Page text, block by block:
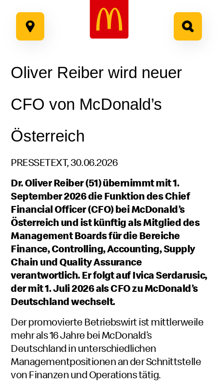
Inhalt
springen
Oliver Reiber wird neuer
CFO von McDonald’s
Österreich
PRESSETEXT, 30.06.2026
Dr. Oliver Reiber (51) übernimmt mit 1.
September 2026 die Funktion des Chief
Financial Officer (CFO) bei McDonald’s
Österreich und ist künftig als Mitglied des
Management Boards für die Bereiche
Finance, Controlling, Accounting, Supply
Chain und Quality Assurance
verantwortlich. Er folgt auf Ivica Serdarusic,
der mit 1. Juli 2026 als CFO zu McDonald’s
Deutschland wechselt.
Der promovierte Betriebswirt ist mittlerweile
mehr als 16 Jahre bei McDonald’s
Deutschland in unterschiedlichen
Managementpositionen an der Schnittstelle
von Finanzen und Operations tätig.